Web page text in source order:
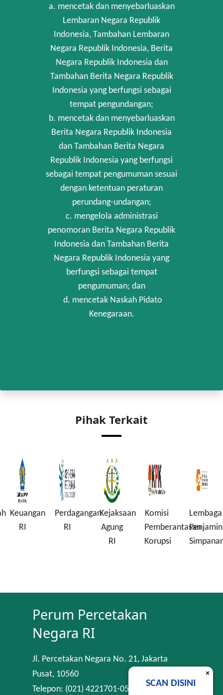
a. mencetak dan menyebarluaskan
Lembaran Negara Republik
Indonesia, Tambahan Lembaran
Negara Republik Indonesia, Berita
Negara Republik Indonesia dan
Tambahan Berita Negara Republik
Indonesia yang berfungsi sebagai
tempat pengundangan;
b. mencetak dan menyebarluaskan
Berita Negara Republik Indonesia
dan Tambahan Berita Negara
Republik Indonesia yang berfungsi
sebagai tempat pengumuman sesuai
dengan ketentuan peraturan
perundang-undangan;
c. mengelola administrasi
penomoran Berita Negara Republik
Indonesia dan Tambahan Berita
Negara Republik Indonesia yang
berfungsi sebagai tempat
pengumuman; dan
d. mencetak Naskah Pidato
Kenegaraan.
Pihak Terkait
Keuangan
RI
Perdagangan
RI
Kejaksaan
Agung
RI
Komisi
Pemberantasan
Korupsi
Lembaga
Penjamin
Perum Percetakan
Negara RI
Jl. Percetakan Negara No. 21, Jakarta
Pusat, 10560
Telepon: (021) 4221701-05
×
SCAN DISINI